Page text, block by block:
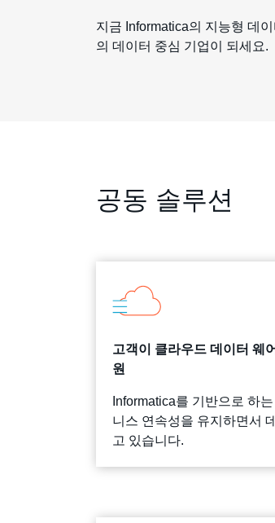
지금 Informatica의 지능형 데
의 데이터 중심 기업이 되세요.
공동 솔루션
고객이 클라우드 데이터 웨
원
Informatica를 기반으로 하
니스 연속성을 유지하면서
고 있습니다.